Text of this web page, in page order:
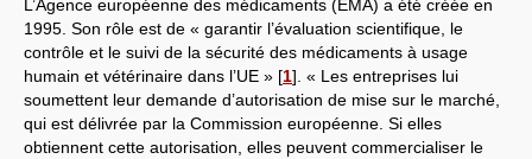
L’Agence européenne des médicaments (EMA) a été créée en
1995. Son rôle est de « garantir l’évaluation scientifique, le
contrôle et le suivi de la sécurité des médicaments à usage
humain et vétérinaire dans l’UE » [1] . « Les entreprises lui
soumettent leur demande d’autorisation de mise sur le marché,
qui est délivrée par la Commission européenne. Si elles
obtiennent cette autorisation, elles peuvent commercialiser le